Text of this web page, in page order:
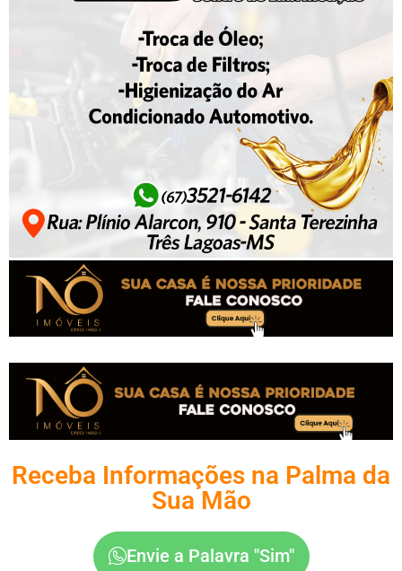
Receba Informações na Palma da
Sua Mão
Envie a Palavra "Sim"